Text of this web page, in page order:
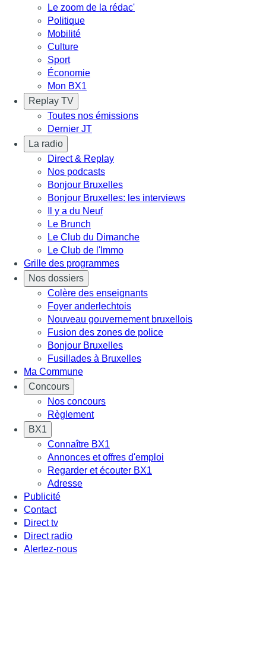
Le zoom de la rédac'
Politique
Mobilité
Culture
Sport
Économie
Mon BX1
Replay TV
Toutes nos émissions
Dernier JT
La radio
Direct & Replay
Nos podcasts
Bonjour Bruxelles
Bonjour Bruxelles: les interviews
Il y a du Neuf
Le Brunch
Le Club du Dimanche
Le Club de l'Immo
Grille des programmes
Nos dossiers
Colère des enseignants
Foyer anderlechtois
Nouveau gouvernement bruxellois
Fusion des zones de police
Bonjour Bruxelles
Fusillades à Bruxelles
Ma Commune
Concours
Nos concours
Règlement
BX1
Connaître BX1
Annonces et offres d'emploi
Regarder et écouter BX1
Adresse
Publicité
Contact
Direct tv
Direct radio
Alertez-nous